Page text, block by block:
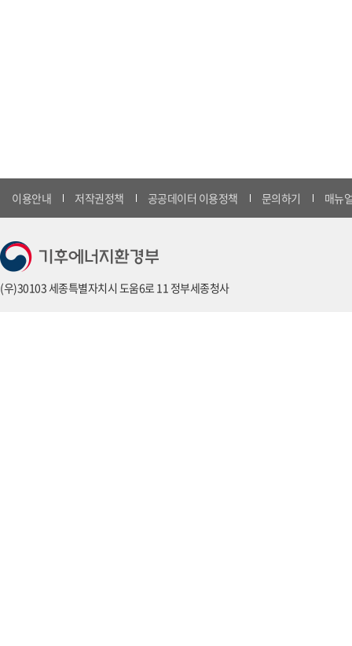
이용안내 저작권정책 공공데이터 이용정책 문의하기 매뉴
(우)30103 세종특별자치시 도움6로 11 정부세종청사